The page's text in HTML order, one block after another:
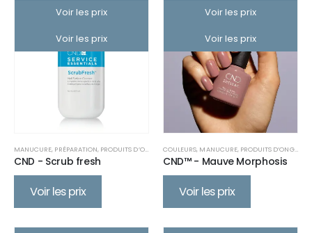
Voir les prix
Voir les prix
MANUCURE, PRÉPARATION, PRODUITS D’ONGLERIE
CND - Scrub fresh
Voir les prix
Voir les prix
Voir les prix
COULEURS, MANUCURE, PRODUITS D’ONGLERIE
CND™ - Mauve Morphosis
Voir les prix